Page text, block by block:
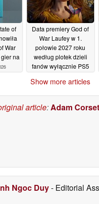
of
War
na
Data premiery God of
War Laufey w 1.
połowie 2027 roku
według plotek dzieli
fanów wyłącznie PS5
Show more articles
article:Adam
Ngoc Duy- Editorial